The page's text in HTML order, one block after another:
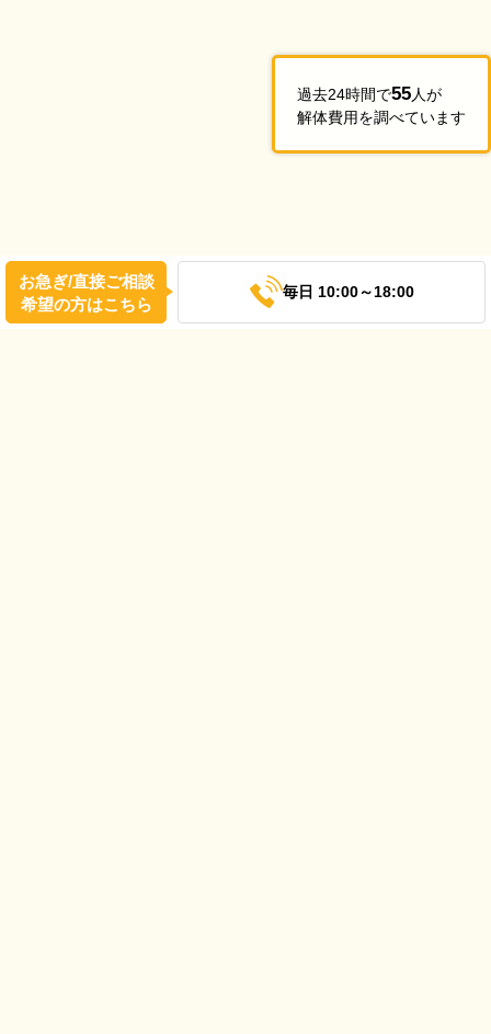
過去24時間で55人が
解体費用を調べています
お急ぎ/直接ご相談
希望の方はこちら
毎日 10:00～18:00